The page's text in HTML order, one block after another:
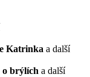
Katrinka a další
o brýlích a další